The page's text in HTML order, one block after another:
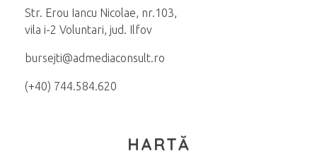
Str. Erou Iancu Nicolae, nr.103,
vila i-2 Voluntari, jud. Ilfov
bursejti@admediaconsult.ro
(+40) 744.584.620
HARTĂ